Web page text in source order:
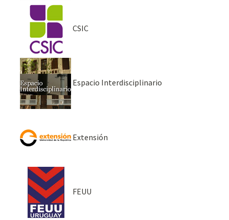
CSIC
Espacio Interdisciplinario
Extensión
FEUU